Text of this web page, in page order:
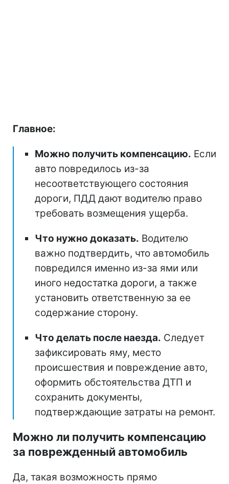
Главное:
Можно получить компенсацию. Если
авто повредилось из-за
несоответствующего состояния
дороги, ПДД дают водителю право
требовать возмещения ущерба.
Что нужно доказать. Водителю
важно подтвердить, что автомобиль
повредился именно из-за ями или
иного недостатка дороги, а также
установить ответственную за ее
содержание сторону.
Что делать после наезда. Следует
зафиксировать яму, место
происшествия и повреждение авто,
оформить обстоятельства ДТП и
сохранить документы,
подтверждающие затраты на ремонт.
Можно ли получить компенсацию
за поврежденный автомобиль
Да, такая возможность прямо